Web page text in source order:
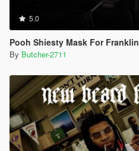
5.0
Pooh Shiesty Mask For Franklin
By Butcher-2711